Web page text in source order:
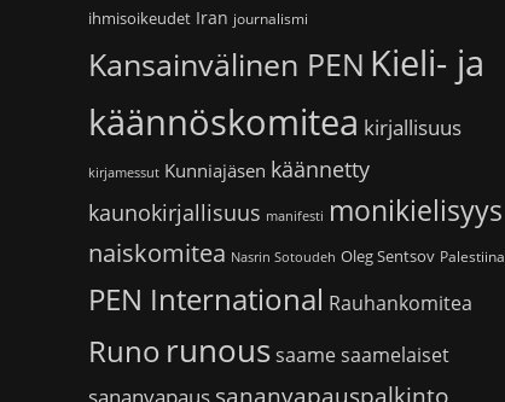
ihmisoikeudet Iran journalismi
Kansainvälinen PEN Kieli- ja
käännöskomitea kirjallisuus
kirjamessut Kunniajäsen käännetty
kaunokirjallisuus manifesti monikielisyys
naiskomitea Nasrin Sotoudeh Oleg Sentsov Palestiina
PEN International Rauhankomitea
Runo runoussaamesaamelaiset
sananvapaus sananvapauspalkinto